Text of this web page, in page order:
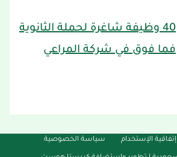
40 وظيفة شاغرة لحملة الثانوية
فما فوق في شركة المراعي
إتفاقية الإستخدام سياسة الخصوصية